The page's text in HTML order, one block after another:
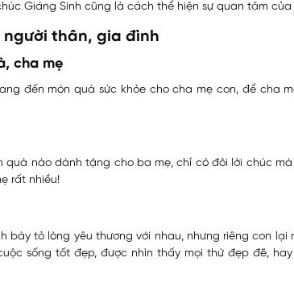
Giáng Sinh cũng là cách thể hiện sự quan tâm của
người thân, gia đình
cha mẹ
đến món quà sức khỏe cho cha mẹ con, để cha
quà nào dành tặng cho ba mẹ, chỉ có đôi lời chúc
rất nhiều!
bày tỏ lòng yêu thương với nhau, nhưng riêng con
sống tốt đẹp, được nhìn thấy mọi thứ đẹp đẽ,